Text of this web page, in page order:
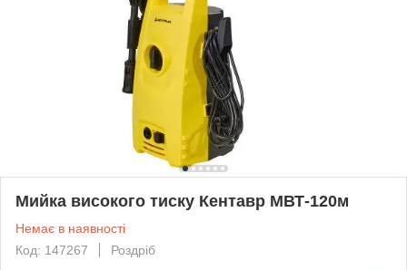
Мийка високого тиску Кентавр МВТ-120м
Немає в наявності
Код: 147267
Роздріб